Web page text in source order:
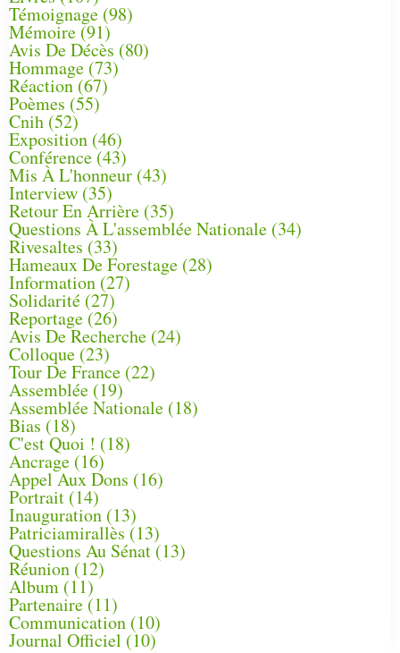
Témoignage (98)
Mémoire (91)
Avis De Décès (80)
Hommage (73)
Réaction(67)
Poèmes (55)
Cnih (52)
Exposition (46)
Conférence(43)
Mis À L'honneur (43)
Interview (35)
Retour En Arrière (35)
Questions À L'assemblée Nationale (34)
Rivesaltes (33)
Hameaux De Forestage (28)
Information (27)
Solidarité (27)
Reportage(26)
Avis De Recherche (24)
Colloque (23)
Tour De France (22)
Assemblée (19)
Assemblée Nationale (18)
Bias (18)
C'est Quoi ! (18)
Ancrage (16)
Appel Aux Dons (16)
Portrait (14)
Inauguration (13)
Patriciamirallès (13)
Questions Au Sénat(13)
Réunion (12)
Album (11)
Partenaire(11)
Communication (10)
Journal Officiel (10)